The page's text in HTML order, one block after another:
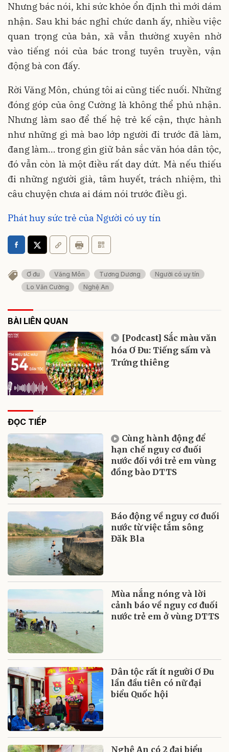
Nhưng bác nói, khi sức khỏe ổn định thì mới dám
nhận. Sau khi bác nghỉ chức danh ấy, nhiều việc
quan trọng của bản, xã vẫn thường xuyên nhờ
vào tiếng nói của bác trong tuyên truyền, vận
động bà con đấy.
Rời Văng Môn, chúng tôi ai cũng tiếc nuối. Những
đóng góp của ông Cường là không thể phủ nhận.
Nhưng làm sao để thế hệ trẻ kế cận, thực hành
như những gì mà bao lớp người đi trước đã làm,
đang làm… trong gìn giữ bản sắc văn hóa dân tộc,
đó vẫn còn là một điều rất day dứt. Mà nếu thiếu
đi những người già, tâm huyết, trách nhiệm, thì
câu chuyện chưa ai dám nói trước điều gì.
Phát huy sức trẻ của Người có uy tín
Ơ đu Văng Môn Tương Dương
Người có uy tín
Lo Văn Cường
Nghệ An
BÀI LIÊN QUAN
[Podcast] Sắc màu văn
hóa Ơ Đu: Tiếng sấm và
Trứng thiêng
ĐỌC TIẾP
Cùng hành động để
hạn chế nguy cơ đuối
nước đối với trẻ em vùng
đồng bào DTTS
Báo động về nguy cơ đuối
nước từ việc tắm sông
Đăk Bla
Mùa nắng nóng và lời
cảnh báo về nguy cơ đuối
nước trẻ em ở vùng DTTS
Dân tộc rất ít người Ơ Đu
lần đầu tiên có nữ đại
biểu Quốc hội
Nghệ An có 2 đại biểu